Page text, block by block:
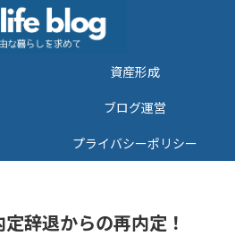
資産形成
ブログ運営
プライバシーポリシー
辞退からの再内定！